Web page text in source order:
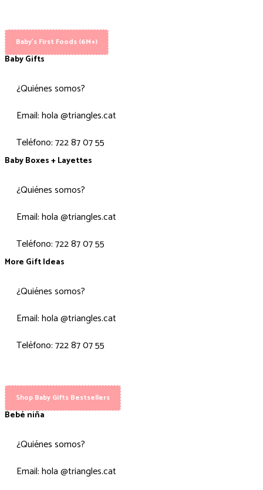
Baby's First Foods (6M+)
Baby Gifts
¿Quiénes somos?
Email: hola @triangles.cat
Teléfono: 722 87 07 55
Baby Boxes + Layettes
¿Quiénes somos?
Email: hola @triangles.cat
Teléfono: 722 87 07 55
More Gift Ideas
¿Quiénes somos?
Email: hola @triangles.cat
Teléfono: 722 87 07 55
Shop Baby Gifts Bestsellers
Bebé niña
¿Quiénes somos?
Email: hola @triangles.cat